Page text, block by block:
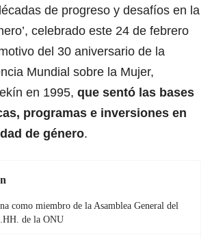
de progreso y desafíos en la
’, celebrado este 24 de febrero
del 30 aniversario de la
Mundial sobre la Mujer,
en 1995, que sentó las bases
programas e inversiones en
de género.
como miembro de la Asamblea General del
de la ONU